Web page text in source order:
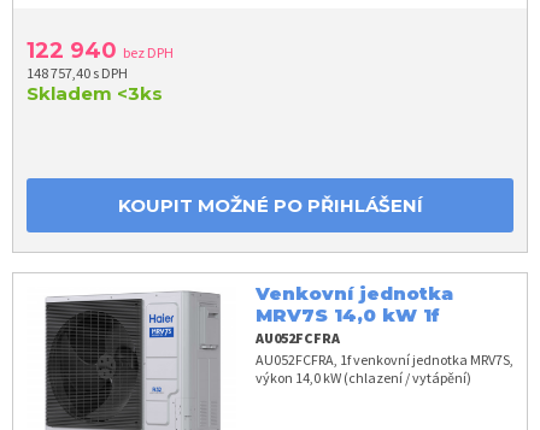
122 940 bez DPH
148 757,40 s DPH
Skladem <3ks
KOUPIT MOŽNÉ PO PŘIHLÁŠENÍ
Venkovní jednotka
MRV7S 14,0 kW 1f
AU052FCFRA
AU052FCFRA, 1f venkovní jednotka MRV7S,
výkon 14,0 kW (chlazení / vytápění)